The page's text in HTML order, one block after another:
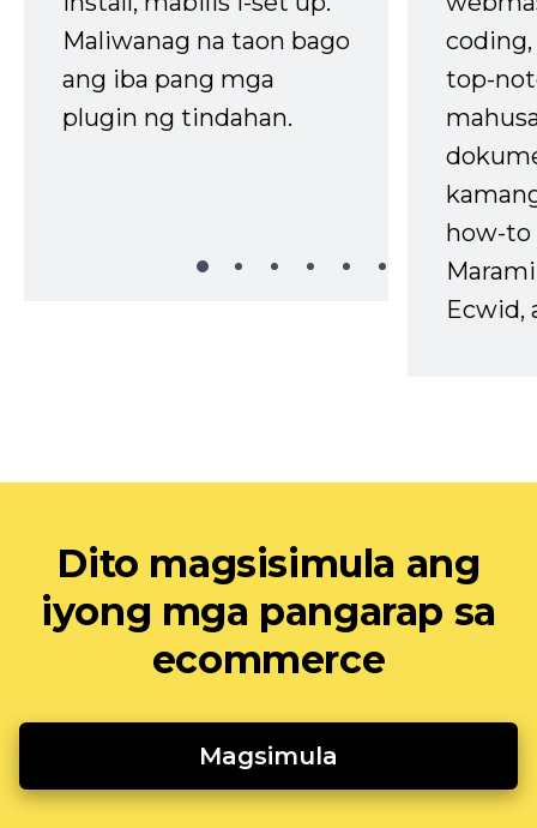
Maliwanag na taon bago
ang iba pang mga
plugin ng tindahan.
top-
how-to
Ecwid,
Dito magsisimula ang
iyong mga pangarap sa
ecommerce
Magsimula